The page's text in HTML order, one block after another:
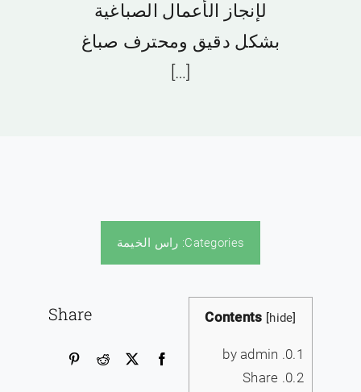
لإنجاز الأعمال الصباغية
بشكل دقيق ومحترف صباغ
[…]
Categories: راس الخيمة
Contents [hide]
0.1.
0.2.
Share